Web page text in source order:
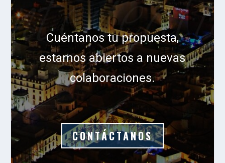
Cuéntanos tu propuesta,
estamos abiertos a nuevas
colaboraciones.
CONTÁCTANOS